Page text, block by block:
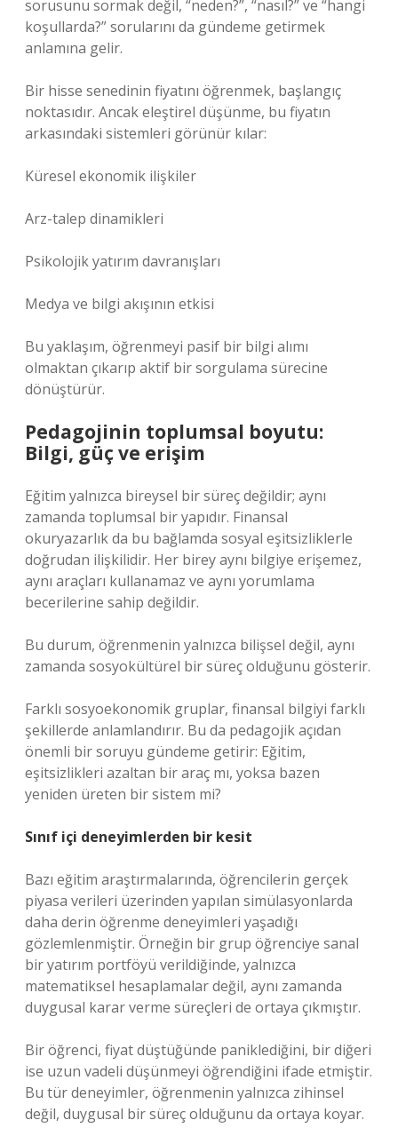
sorusunu sormak değil, “neden?”, “nasıl?” ve “hangi
koşullarda?” sorularını da gündeme getirmek
anlamına gelir.
Bir hisse senedinin fiyatını öğrenmek, başlangıç
noktasıdır. Ancak eleştirel düşünme, bu fiyatın
arkasındaki sistemleri görünür kılar:
Küresel ekonomik ilişkiler
Arz-talep dinamikleri
Psikolojik yatırım davranışları
Medya ve bilgi akışının etkisi
Bu yaklaşım, öğrenmeyi pasif bir bilgi alımı
olmaktan çıkarıp aktif bir sorgulama sürecine
dönüştürür.
Pedagojinin toplumsal boyutu:
Bilgi, güç ve erişim
Eğitim yalnızca bireysel bir süreç değildir; aynı
zamanda toplumsal bir yapıdır. Finansal
okuryazarlık da bu bağlamda sosyal eşitsizliklerle
doğrudan ilişkilidir. Her birey aynı bilgiye erişemez,
aynı araçları kullanamaz ve aynı yorumlama
becerilerine sahip değildir.
Bu durum, öğrenmenin yalnızca bilişsel değil, aynı
zamanda sosyokültürel bir süreç olduğunu gösterir.
Farklı sosyoekonomik gruplar, finansal bilgiyi farklı
şekillerde anlamlandırır. Bu da pedagojik açıdan
önemli bir soruyu gündeme getirir: Eğitim,
eşitsizlikleri azaltan bir araç mı, yoksa bazen
yeniden üreten bir sistem mi?
Sınıf içi deneyimlerden bir kesit
Bazı eğitim araştırmalarında, öğrencilerin gerçek
piyasa verileri üzerinden yapılan simülasyonlarda
daha derin öğrenme deneyimleri yaşadığı
gözlemlenmiştir. Örneğin bir grup öğrenciye sanal
bir yatırım portföyü verildiğinde, yalnızca
matematiksel hesaplamalar değil, aynı zamanda
duygusal karar verme süreçleri de ortaya çıkmıştır.
Bir öğrenci, fiyat düştüğünde paniklediğini, bir diğeri
ise uzun vadeli düşünmeyi öğrendiğini ifade etmiştir.
Bu tür deneyimler, öğrenmenin yalnızca zihinsel
değil, duygusal bir süreç olduğunu da ortaya koyar.